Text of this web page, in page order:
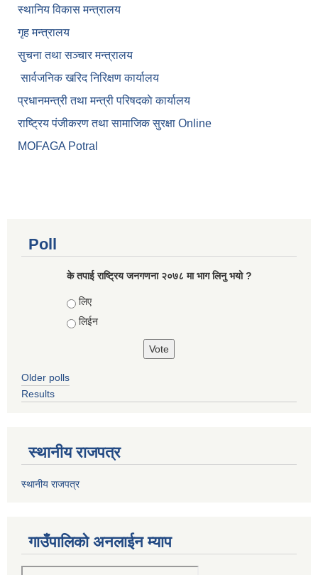
स्थानिय विकास मन्त्रालय
गृह मन्त्रालय
सुचना तथा सञ्चार मन्त्रालय
सार्वजनिक खरिद निरिक्षण कार्यालय
प्रधानमन्त्री तथा मन्त्री परिषदकाे कार्यालय
राष्ट्रिय पंजीकरण तथा सामाजिक सुरक्षा Online
MOFAGA Potral
Poll
के तपाई राष्ट्रिय जनगणना २०७८ मा भाग लिनु भयो ?
Choices
लिए
लिईन
Older polls
Results
स्थानीय राजपत्र
स्थानीय राजपत्र
गाउँपालिको अनलाईन म्याप